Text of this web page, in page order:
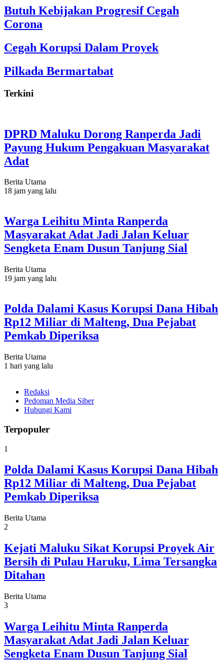
Butuh Kebijakan Progresif Cegah
Corona
Cegah Korupsi Dalam Proyek
Pilkada Bermartabat
Terkini
DPRD Maluku Dorong Ranperda Jadi
Payung Hukum Pengakuan Masyarakat
Adat
Berita Utama
18 jam yang lalu
Warga Leihitu Minta Ranperda
Masyarakat Adat Jadi Jalan Keluar
Sengketa Enam Dusun Tanjung Sial
Berita Utama
19 jam yang lalu
Polda Dalami Kasus Korupsi Dana Hibah
Rp12 Miliar di Malteng, Dua Pejabat
Pemkab Diperiksa
Berita Utama
1 hari yang lalu
Redaksi
Pedoman Media Siber
Hubungi Kami
Terpopuler
1
Polda Dalami Kasus Korupsi Dana Hibah
Rp12 Miliar di Malteng, Dua Pejabat
Pemkab Diperiksa
Berita Utama
2
Kejati Maluku Sikat Korupsi Proyek Air
Bersih di Pulau Haruku, Lima Tersangka
Ditahan
Berita Utama
3
Warga Leihitu Minta Ranperda
Masyarakat Adat Jadi Jalan Keluar
Sengketa Enam Dusun Tanjung Sial